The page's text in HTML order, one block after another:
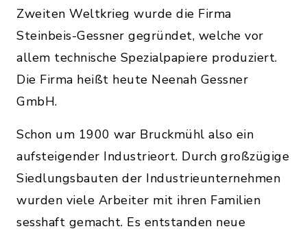
Zweiten Weltkrieg wurde die Firma
Steinbeis-Gessner gegründet, welche vor
allem technische Spezialpapiere produziert.
Die Firma heißt heute Neenah Gessner
GmbH.
Schon um 1900 war Bruckmühl also ein
aufsteigender Industrieort. Durch großzügige
Siedlungsbauten der Industrieunternehmen
wurden viele Arbeiter mit ihren Familien
sesshaft gemacht. Es entstanden neue